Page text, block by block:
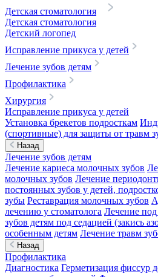
Детская стоматология
Детская стоматология
Детский логопед
Исправление прикуса у детей
Лечение зубов детям
Профилактика
Хирургия
Исправление прикуса у детей
Установка брекетов подросткам
(спортивные) для защиты от травм
Назад
Лечение зубов детям
Лечение кариеса молочных зубов
молочных зубов Лечение
постоянных зубов у детей,
зубы Реставрация молочных зубов
лечению у стоматолога Лечение под
зубов детям под седацией (закись
особенным детям Лечение травм
Назад
Профилактика
Диагностика Герметизация фиссур